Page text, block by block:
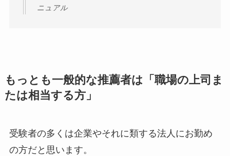
ニュアル
もっとも一般的な推薦者は「職場の上司ま
たは相当する方」
受験者の多くは企業やそれに類する法人にお勤め
の方だと思います。